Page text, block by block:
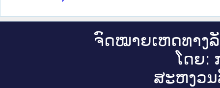
ຈົດ​ໝາຍ​ເຫດ​ທາງ​
ໂດຍ:
ສະ​ຫງວນ​